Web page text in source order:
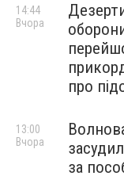
про
14:44
Вчора
за
13:00
Вчора